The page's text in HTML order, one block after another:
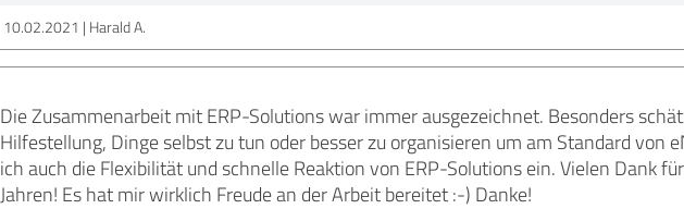
10.02.2021 Harald A.
Die Zusammenarbeit mit ERP-Solutions war immer ausgezeichnet. Besonders
Hilfestellung, Dinge selbst zu tun oder besser zu organisieren um am Standard von
ich auch die Flexibilität und schnelle Reaktion von ERP-Solutions ein. Vielen Dank
Jahren! Es hat mir wirklich Freude an der Arbeit bereitet :-) Danke!